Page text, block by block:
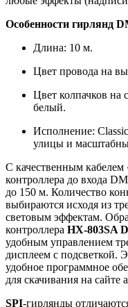
Особенности гирлянд
Длина: 10 м.
Цвет провода на
Цвет колпачков на
белый.
Исполнение:
улицы и
С качественным кабелем
контроллера до входа
до 150 м. Количество
выбираются исходя из
световым эффектам.
контроллера HX-803SA
удобным управлением
дисплеем с подсветкой.
удобное программное
для скачивания на сайте
SPI-гирлянды